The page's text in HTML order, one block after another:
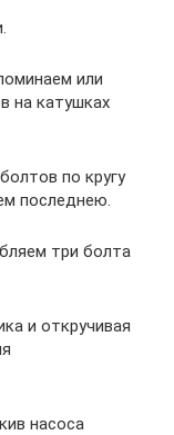
или
на катушках
по кругу
последнею.
три болта
и откручивая
насоса